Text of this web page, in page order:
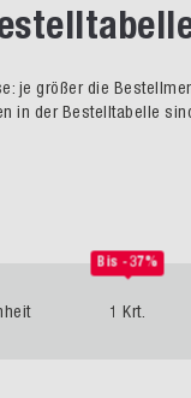
je größer die
in der Bestelltabelle
Bis -37%
1 Krt.